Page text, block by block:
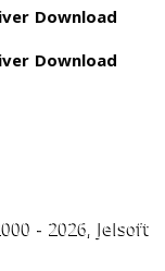
Download
Download
- 2026, Jelsoft